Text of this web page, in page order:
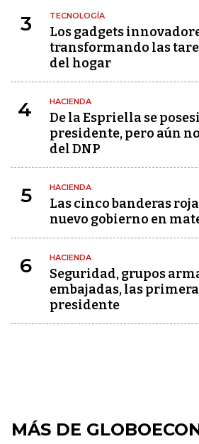
3 TECNOLOGÍA
Los gadgets
transformando las
del hogar
4 HACIENDA
De la Espriella se
presidente, pero aún
del DNP
5 HACIENDA
Las cinco banderas
nuevo gobierno en
6 HACIENDA
Seguridad, grupos
embajadas, las
presidente
MÁS DE